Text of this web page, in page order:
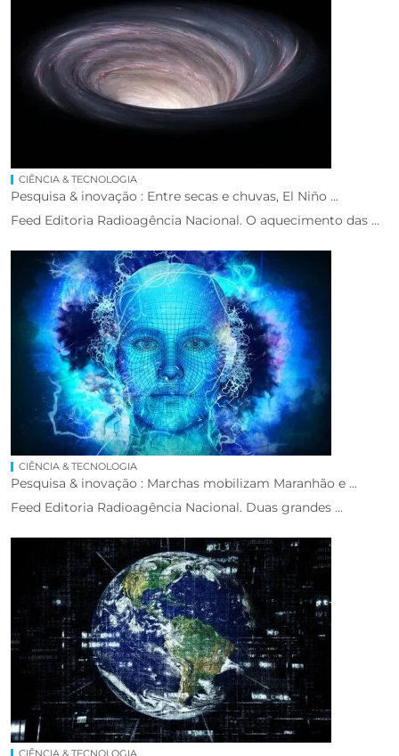
CIÊNCIA & TECNOLOGIA
Pesquisa & inovação : Entre secas e chuvas, El Niño ...
Feed Editoria Radioagência Nacional. O aquecimento das ...
CIÊNCIA & TECNOLOGIA
Pesquisa & inovação : Marchas mobilizam Maranhão e ...
Feed Editoria Radioagência Nacional. Duas grandes ...